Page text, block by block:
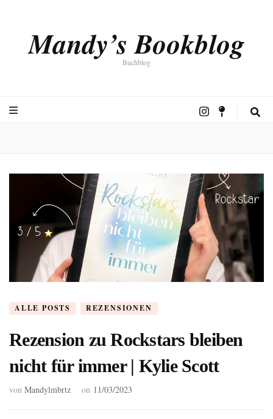
Mandy’s Bookblog
Buchblog
ALLE POSTS REZENSIONEN
Rezension zu Rockstars bleiben
nicht für immer | Kylie Scott
von Mandylmbrtz on 11/03/2023